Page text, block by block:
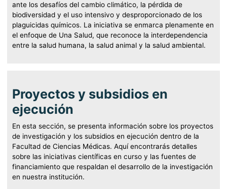
ante los desafíos del cambio climático, la pérdida de
biodiversidad y el uso intensivo y desproporcionado de los
plaguicidas químicos. La iniciativa se enmarca plenamente en
el enfoque de Una Salud, que reconoce la interdependencia
entre la salud humana, la salud animal y la salud ambiental.
Proyectos y subsidios en
ejecución
En esta sección, se presenta información sobre los proyectos
de investigación y los subsidios en ejecución dentro de la
Facultad de Ciencias Médicas. Aquí encontrarás detalles
sobre las iniciativas científicas en curso y las fuentes de
financiamiento que respaldan el desarrollo de la investigación
en nuestra institución.